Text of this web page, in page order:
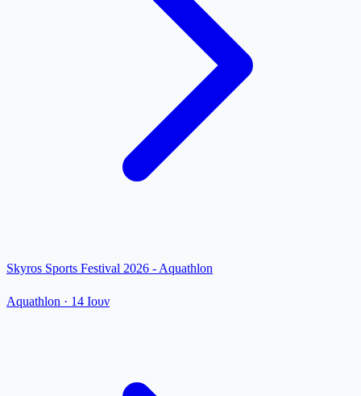
Skyros Sports Festival 2026 - Aquathlon
Aquathlon · 14 Ιουν